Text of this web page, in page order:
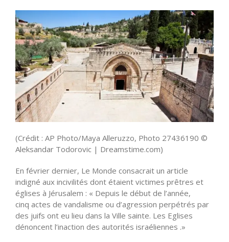
(Crédit : AP Photo/Maya Alleruzzo, Photo 27436190 ©
Aleksandar Todorovic | Dreamstime.com)
En février dernier, Le Monde consacrait un article
indigné aux incivilités dont étaient victimes prêtres et
églises à Jérusalem : « Depuis le début de l’année,
cinq actes de vandalisme ou d’agression perpétrés par
des juifs ont eu lieu dans la Ville sainte. Les Eglises
dénoncent l’inaction des autorités israéliennes .»